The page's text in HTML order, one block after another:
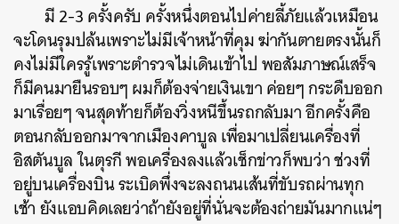
มี 2-3 ครั้งครับ ครั้งหนึ่งตอนไปค่ายลี้ภัยแล้วเหมือน
จะโดนรุมปล้นเพราะไม่มีเจ้าหน้าที่คุม ฆ่ากันตายตรงนั้นก็
คงไม่มีใครรู้เพราะตำรวจไม่เดินเข้าไป พอสัมภาษณ์เสร็จ
ก็มีคนมายืนรอบๆ ผมก็ต้องจ่ายเงินเขา ค่อยๆ กระดืบออก
มาเรื่อยๆ จนสุดท้ายก็ต้องวิ่งหนีขึ้นรถกลับมา อีกครั้งคือ
ตอนกลับออกมาจากเมืองคาบูล เพื่อมาเปลี่ยนเครื่องที่
อิสตันบูล ในตุรกี พอเครื่องลงแล้วเช็กข่าวก็พบว่า ช่วงที่
อยู่บนเครื่องบิน ระเบิดพึ่งจะลงถนนเส้นที่ขับรถผ่านทุก
เช้า ยังแอบคิดเลยว่าถ้ายังอยู่ที่นั่นจะต้องถ่ายมันมากแน่ๆ